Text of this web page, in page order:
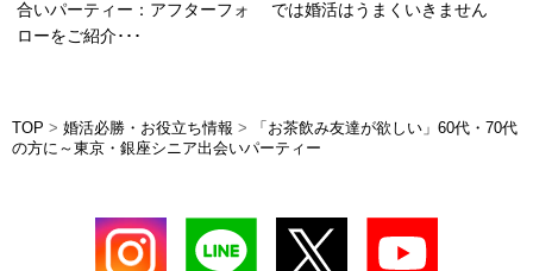
合いパーティー：アフターフォ
ローをご紹介･･･
では婚活はうまくいきません
TOP > 婚活必勝・お役立ち情報 >
「お茶飲み友達が欲しい」60代・70代
の方に～東京・銀座シニア出会いパーティー